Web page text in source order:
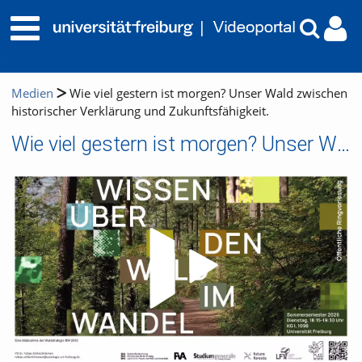
Medien
Wie viel gestern ist morgen? Unser Wald zwischen
historischer Verklärung und Zukunftsfähigkeit.
Wie viel gestern ist morgen? Unser Wald zwischen historischer Verklärung und Zukunftsfähigkeit.